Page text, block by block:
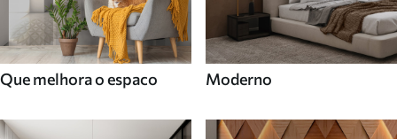
Que melhora o espaco Moderno